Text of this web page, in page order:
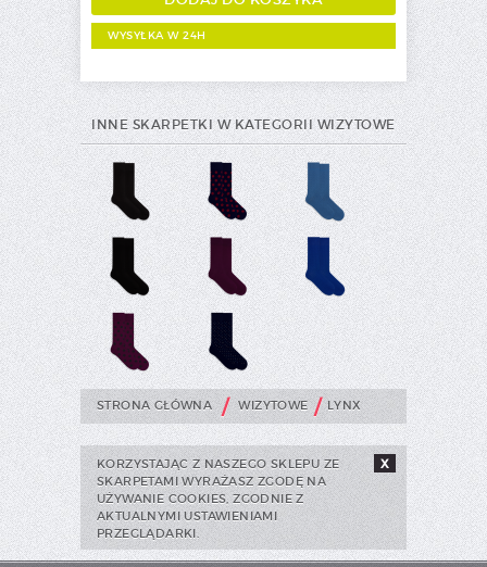
WYSYŁKA W 24H
INNE SKARPETKI W KATEGORII WIZYTOWE
STRONA GŁÓWNA / WIZYTOWE / LYNX
KORZYSTAJĄC Z NASZEGO SKLEPU ZE
SKARPETAMI WYRAŻASZ ZGODĘ NA
UŻYWANIE COOKIES, ZGODNIE Z
AKTUALNYMI USTAWIENIAMI
PRZEGLĄDARKI.
X